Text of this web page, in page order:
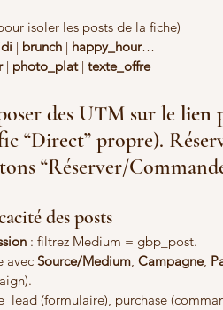
isoler les posts de la fiche)
| brunch | happy_hour…
| photo_plat | texte_offre
des UTM sur le lien
“Direct” propre).
“Réserver/
des posts
: filtrez Medium = gbp_post.
avec Source/Medium, Campagne,
(formulaire), purchase